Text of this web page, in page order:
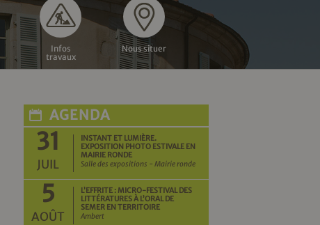
Infos
travaux
Nous situer
AGENDA
31
JUIL
INSTANT ET LUMIÈRE.
EXPOSITION PHOTO ESTIVALE EN
MAIRIE RONDE
Salle des expositions - Mairie ronde
5
AOÛT
L’EFFRITE : MICRO-FESTIVAL DES
LITTÉRATURES À L’ORAL DE
SEMER EN TERRITOIRE
Ambert